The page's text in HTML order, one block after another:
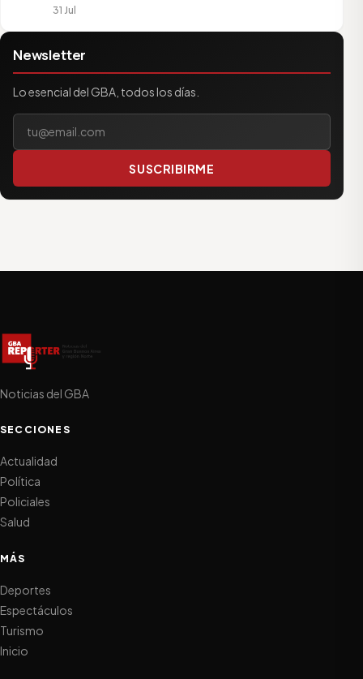
31 Jul
Newsletter
Lo esencial del GBA, todos los días.
Tu correo electrónico
SUSCRIBIRME
Noticias del GBA
SECCIONES
Actualidad
Política
Policiales
Salud
MÁS
Deportes
Espectáculos
Turismo
Inicio